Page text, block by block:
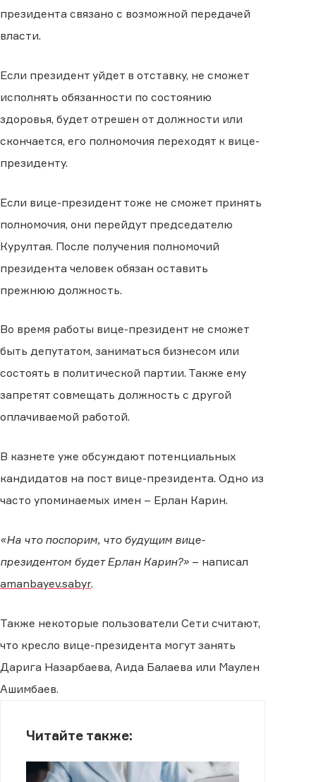
президента связано с возможной передачей
власти.
Если президент уйдет в отставку, не сможет
исполнять обязанности по состоянию
здоровья, будет отрешен от должности или
скончается, его полномочия переходят к вице-
президенту.
Если вице-президент тоже не сможет принять
полномочия, они перейдут председателю
Курултая. После получения полномочий
президента человек обязан оставить
прежнюю должность.
Во время работы вице-президент не сможет
быть депутатом, заниматься бизнесом или
состоять в политической партии. Также ему
запретят совмещать должность с другой
оплачиваемой работой.
В казнете уже обсуждают потенциальных
кандидатов на пост вице-президента. Одно из
часто упоминаемых имен – Ерлан Карин.
«На что поспорим, что будущим вице-
президентом будет Ерлан Карин?» – написал
amanbayev.sabyr.
Также некоторые пользователи Сети считают,
что кресло вице-президента могут занять
Дарига Назарбаева, Аида Балаева или Маулен
Ашимбаев.
Читайте также: